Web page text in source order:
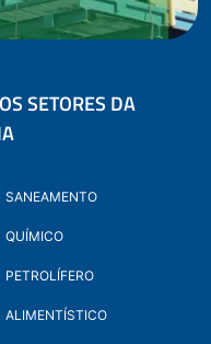
SETORES DA
SANEAMENTO
QUÍMICO
PETROLÍFERO
ALIMENTÍSTICO